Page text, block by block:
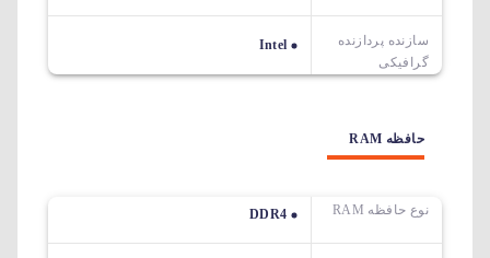
سازنده پردازنده
گرافیکی
Intel
حافظه RAM
نوع حافظه RAM DDR4